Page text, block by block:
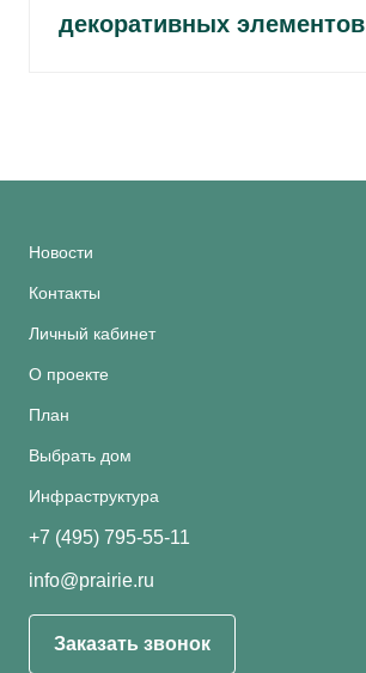
декоративных элементов
Новости
Контакты
Личный кабинет
О проекте
План
Выбрать дом
Инфраструктура
+7 (495) 795-55-11
info@prairie.ru
Заказать звонок